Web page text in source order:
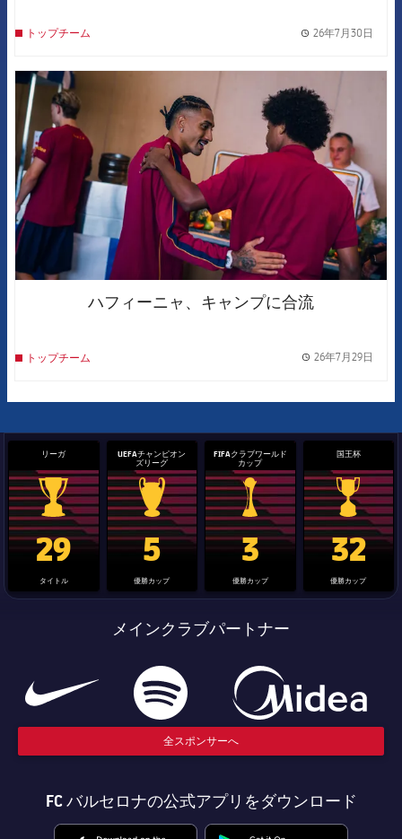
トップチーム 26年7月30日
ハフィーニャ、キャンプに合流
トップチーム 26年7月29日
リーガ
La Liga trophy
29
タイトル
UEFAチャンピオン
ズリーグ
Champions League trophy
5
優勝カップ
FIFAクラブワールド
カップ
label.aria.clubworldcup
3
優勝カップ
国王杯
国王杯
32
優勝カップ
メインクラブパートナー
全スポンサーへ
FC バルセロナの公式アプリをダウンロード